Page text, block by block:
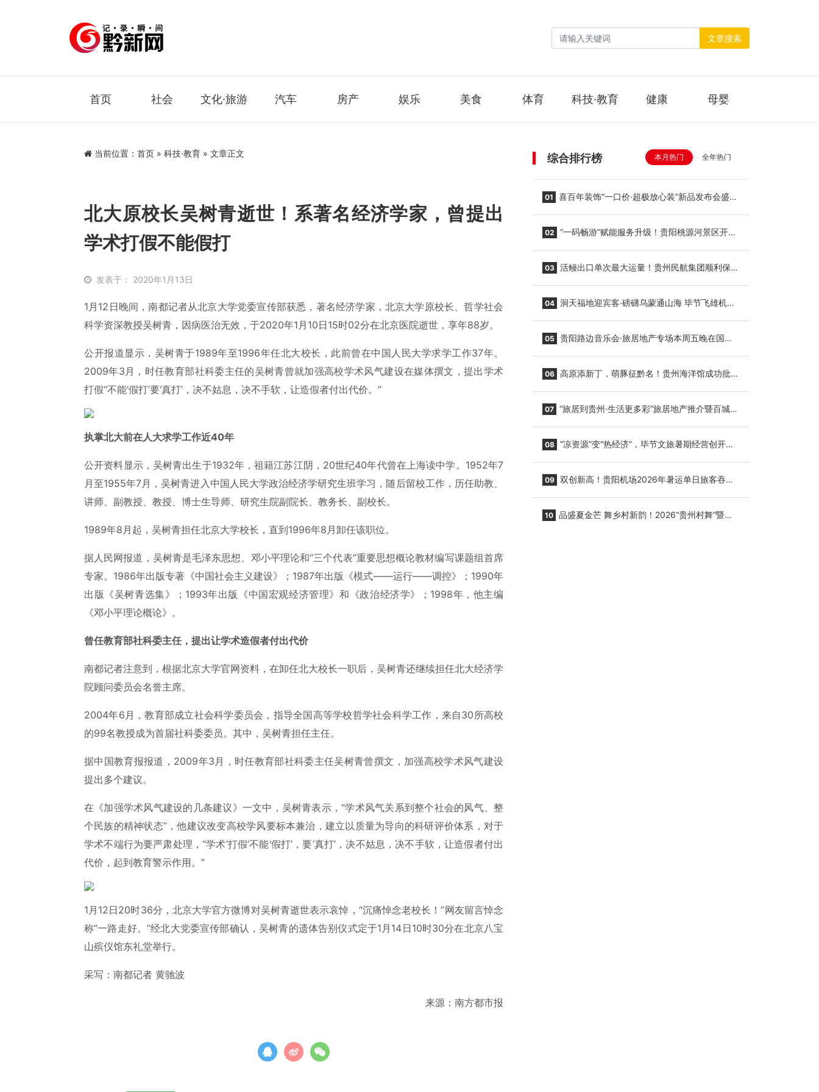
文章搜索
首页 社会 文化·旅游 汽车 房产 娱乐 美食 体育 科技·教育 健康 母婴
当前位置： 首页 » 科技·教育 » 文章正文
北大原校长吴树青逝世！系著名经济学家，曾提出
学术打假不能假打
发表于： 2020年1月13日
1月12日晚间，南都记者从北京大学党委宣传部获悉，著名经济学家，北京大学原校长、哲学社会
科学资深教授吴树青，因病医治无效，于2020年1月10日15时02分在北京医院逝世，享年88岁。
公开报道显示，吴树青于1989年至1996年任北大校长，此前曾在中国人民大学求学工作37年。
2009年3月，时任教育部社科委主任的吴树青曾就加强高校学术风气建设在媒体撰文，提出学术
打假“不能‘假打’要‘真打’，决不姑息，决不手软，让造假者付出代价。”
执掌北大前在人大求学工作近40年
公开资料显示，吴树青出生于1932年，祖籍江苏江阴，20世纪40年代曾在上海读中学。1952年7
月至1955年7月，吴树青进入中国人民大学政治经济学研究生班学习，随后留校工作，历任助教、
讲师、副教授、教授、博士生导师、研究生院副院长、教务长、副校长。
1989年8月起，吴树青担任北京大学校长，直到1996年8月卸任该职位。
据人民网报道，吴树青是毛泽东思想、邓小平理论和“三个代表”重要思想概论教材编写课题组首席
专家。1986年出版专著《中国社会主义建设》；1987年出版《模式——运行——调控》；1990年
出版《吴树青选集》；1993年出版《中国宏观经济管理》和《政治经济学》；1998年，他主编
《邓小平理论概论》。
曾任教育部社科委主任，提出让学术造假者付出代价
南都记者注意到，根据北京大学官网资料，在卸任北大校长一职后，吴树青还继续担任北大经济学
院顾问委员会名誉主席。
2004年6月，教育部成立社会科学委员会，指导全国高等学校哲学社会科学工作，来自30所高校
的99名教授成为首届社科委委员。其中，吴树青担任主任。
据中国教育报报道，2009年3月，时任教育部社科委主任吴树青曾撰文，加强高校学术风气建设
提出多个建议。
在《加强学术风气建设的几条建议》一文中，吴树青表示，“学术风气关系到整个社会的风气、整
个民族的精神状态”，他建议改变高校学风要标本兼治，建立以质量为导向的科研评价体系，对于
学术不端行为要严肃处理，“学术‘打假’不能‘假打’，要‘真打’，决不姑息，决不手软，让造假者付出
代价，起到教育警示作用。”
1月12日20时36分，北京大学官方微博对吴树青逝世表示哀悼，“沉痛悼念老校长！”网友留言悼念
称“一路走好。”经北大党委宣传部确认，吴树青的遗体告别仪式定于1月14日10时30分在北京八宝
山殡仪馆东礼堂举行。
采写：南都记者 黄驰波
来源：南方都市报
综合排行榜 本月热门 全年热门
01 喜百年装饰“一口价·超极放心装”新品发布会盛大
02 “一码畅游”赋能服务升级！贵阳桃源河景区开
03 活鳗出口单次最大运量！贵州民航集团顺利保障
04 洞天福地迎宾客·磅礴乌蒙通山海 毕节飞雄机场
05 贵阳路边音乐会·旅居地产专场本周五晚在国际
06 高原添新丁，萌豚征黔名！贵州海洋馆成功批量
07 “旅居到贵州·生活更多彩”旅居地产推介暨百城千
08 “凉资源”变“热经济”，毕节文旅暑期经营创开门
09 双创新高！贵阳机场2026年暑运单日旅客吞吐
10 品盛夏金芒 舞乡村新韵！2026“贵州村舞”暨望